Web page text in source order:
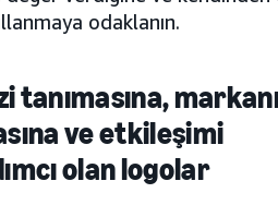
odaklanın.
tanımasına,
ve etkileşimi
olan logolar